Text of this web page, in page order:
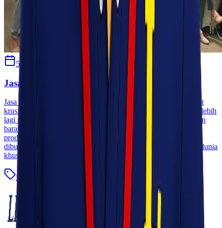
5 April 2021 seoexpress
Jasa Distribusi Cargo Express
Jasa distribusi cargo atau jasa kirim barang saat ini dinilai sangat
krusial dibutuhkan oleh hampir seluruh lapisan masyarakat. Terlebih
lagi untuk perusahaan besar yang membutuhkan jasa pengiriman
barang dalam mensuplai barang dan logistik untuk kebutuhan
produksi mereka. Kebutuhan jasa ekspedisi juga semakin
dibutuhkan sejak tren belanja online semakin marak di seluruh dunia
khususnya di Indonesia. [&hellip;]
Blog Baca Selengkapnya